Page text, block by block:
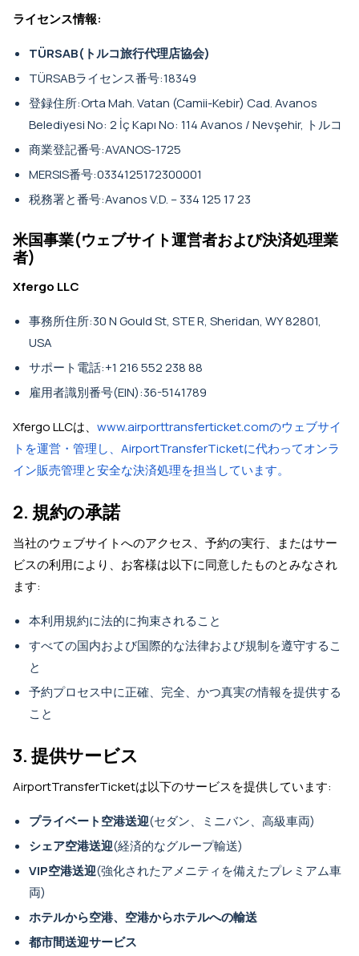
ライセンス情報:
TÜRSAB(トルコ旅行代理店協会)
TÜRSABライセンス番号:18349
登録住所:Orta Mah. Vatan (Camii-Kebir) Cad. Avanos
Belediyesi No: 2 İç Kapı No: 114 Avanos / Nevşehir, トルコ
商業登記番号:AVANOS-1725
MERSIS番号:0334125172300001
税務署と番号:Avanos V.D. – 334 125 17 23
米国事業(ウェブサイト運営者および決済処理業
者)
Xfergo LLC
事務所住所:30 N Gould St, STE R, Sheridan, WY 82801,
USA
サポート電話:+1 216 552 238 88
雇用者識別番号(EIN):36-5141789
Xfergo LLCは、 www.airporttransferticket.comのウェブサイ
トを運営・管理し、AirportTransferTicketに代わってオンラ
イン販売管理と安全な決済処理を担当しています。
2. 規約の承諾
当社のウェブサイトへのアクセス、予約の実行、またはサー
ビスの利用により、お客様は以下に同意したものとみなされ
ます:
本利用規約に法的に拘束されること
すべての国内および国際的な法律および規制を遵守するこ
と
予約プロセス中に正確、完全、かつ真実の情報を提供する
こと
3. 提供サービス
AirportTransferTicketは以下のサービスを提供しています:
プライベート空港送迎(セダン、ミニバン、高級車両)
シェア空港送迎(経済的なグループ輸送)
VIP空港送迎(強化されたアメニティを備えたプレミアム車
両)
ホテルから空港、空港からホテルへの輸送
都市間送迎サービス